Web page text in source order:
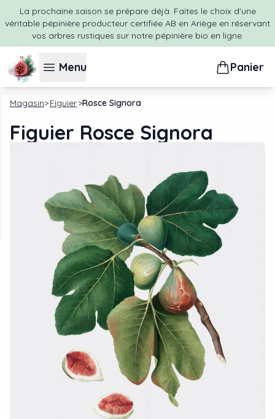
La prochaine saison se prépare déjà. Faites le choix d'une
véritable pépinière producteur certifiée AB en Ariège en réservant
vos arbres rustiques sur notre pépinière bio en ligne.
Menu Panier
Magasin Figuier Rosce Signora
Figuier Rosce Signora